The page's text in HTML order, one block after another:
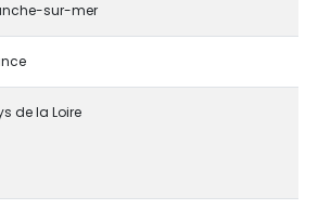
sur-mer
de la Loire